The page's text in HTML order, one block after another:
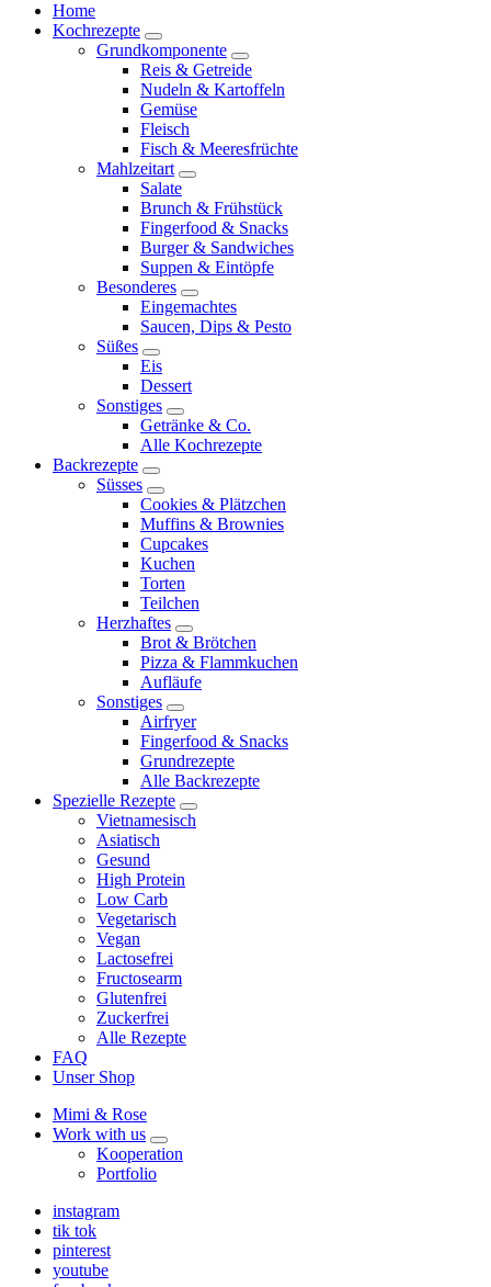
Home
Kochrezepte
expand
child
menu
Grundkomponente
expand
child
menu
Reis & Getreide
Nudeln & Kartoffeln
Gemüse
Fleisch
Fisch & Meeresfrüchte
Mahlzeitart
expand
child
menu
Salate
Brunch & Frühstück
Fingerfood & Snacks
Burger & Sandwiches
Suppen & Eintöpfe
Besonderes
expand
child
menu
Eingemachtes
Saucen, Dips & Pesto
Süßes
expand
child
menu
Eis
Dessert
Sonstiges
expand
child
menu
Getränke & Co.
Alle Kochrezepte
Backrezepte
expand
child
menu
Süsses
expand
child
menu
Cookies & Plätzchen
Muffins & Brownies
Cupcakes
Kuchen
Torten
Teilchen
Herzhaftes
expand
child
menu
Brot & Brötchen
Pizza & Flammkuchen
Aufläufe
Sonstiges
expand
child
menu
Airfryer
Fingerfood & Snacks
Grundrezepte
Alle Backrezepte
Spezielle Rezepte
expand
child
Vietnamesisch
Asiatisch
Gesund
High Protein
Low Carb
Vegetarisch
Vegan
Lactosefrei
Fructosearm
Glutenfrei
Zuckerfrei
Alle Rezepte
FAQ
Unser Shop
Mimi & Rose
Work with us
expand
child
Kooperation
Portfolio
instagram
tik tok
pinterest
youtube